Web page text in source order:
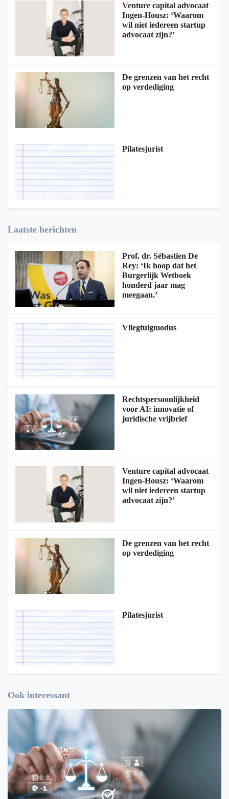
Venture capital advocaat
Ingen-Housz: ‘Waarom
wil niet iedereen startup
advocaat zijn?’
De grenzen van het recht
op verdediging
Pilatesjurist
Laatste berichten
Prof. dr. Sébastien De
Rey: ‘Ik hoop dat het
Burgerlijk Wetboek
honderd jaar mag
meegaan.’
Vliegtuigmodus
Rechtspersoonlijkheid
voor AI: innovatie of
juridische vrijbrief
Venture capital advocaat
Ingen-Housz: ‘Waarom
wil niet iedereen startup
advocaat zijn?’
De grenzen van het recht
op verdediging
Pilatesjurist
Ook interessant